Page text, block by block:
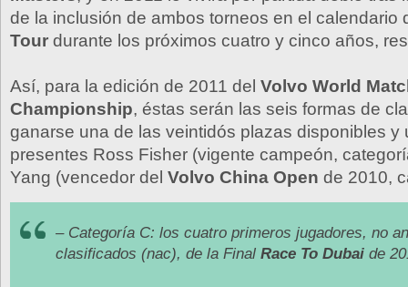
de la inclusión de ambos torneos en el calendario
Tour durante los próximos cuatro y cinco años,
Así, para la edición de 2011 del Volvo World
Championship, éstas serán las seis formas de
ganarse una de las veintidós plazas disponibles y
presentes Ross Fisher (vigente campeón,
Yang (vencedor del Volvo China Open de 2010,
– Categoría C: los cuatro primeros jugadores, no
clasificados (nac), de la Final Race To Dubai de